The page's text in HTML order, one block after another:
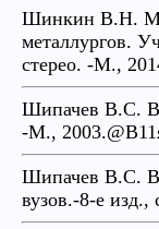
Шинкин В.Н.
металлургов.
стерео. -М.,
Шипачев В.С.
-М.,
Шипачев В.С.
вузов.-8-е